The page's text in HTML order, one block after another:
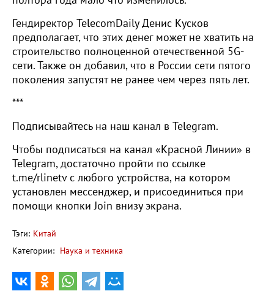
Гендиректор TelecomDaily Денис Кусков
предполагает, что этих денег может не хватить на
строительство полноценной отечественной 5G-
сети. Также он добавил, что в России сети пятого
поколения запустят не ранее чем через пять лет.
***
Подписывайтесь на наш канал в Telegram.
Чтобы подписаться на канал «Красной Линии» в
Telegram, достаточно пройти по ссылке
t.me/rlinetv с любого устройства, на котором
установлен мессенджер, и присоединиться при
помощи кнопки Join внизу экрана.
Тэги: Китай
Категории: Наука и техника